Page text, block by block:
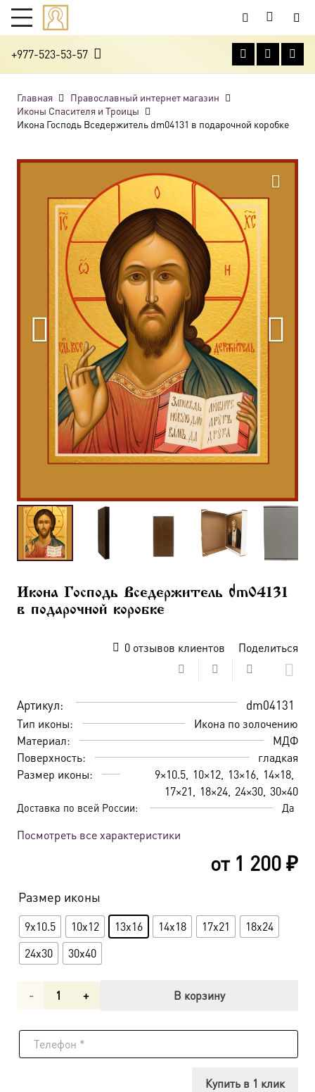
+977-523-53-57
Главная
Православный интернет магазин
Иконы Спасителя и Троицы
Икона Господь Вседержитель dm04131 в подарочной коробке
Икона Господь Вседержитель dm04131
в подарочной коробке
0отзывов клиентов Поделиться
Артикул: dm04131
Тип иконы:
Икона по золочению
Материал:
МДФ
Поверхность:
гладкая
Размер иконы:
9×10.5 10×12 13×16 14×18
17×21
18×24 24×30 30×40
Доставка по всей России: Да
Посмотреть все характеристики
от 1 200₽
Размер иконы
9x10.5 10x12 13x16 14x18 17x21
18x24
24x30
30x40
Количество
Икона
В корзину
Купить в 1 клик